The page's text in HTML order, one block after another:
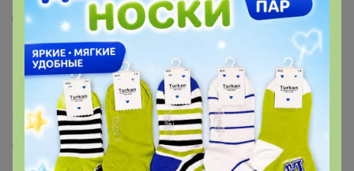
Способ крепления
Клеевой?
Пол
Женская
Фасон